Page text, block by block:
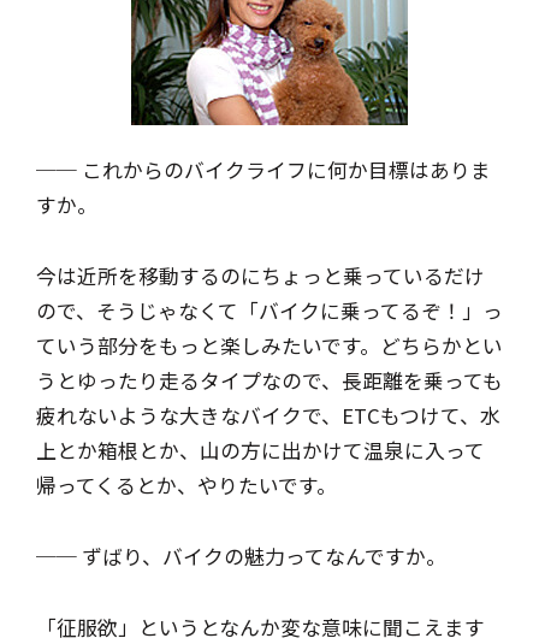
── これからのバイクライフに何か目標はありま
すか。
今は近所を移動するのにちょっと乗っているだけ
ので、そうじゃなくて「バイクに乗ってるぞ！」っ
ていう部分をもっと楽しみたいです。どちらかとい
うとゆったり走るタイプなので、長距離を乗っても
疲れないような大きなバイクで、ETCもつけて、水
上とか箱根とか、山の方に出かけて温泉に入って
帰ってくるとか、やりたいです。
── ずばり、バイクの魅力ってなんですか。
「征服欲」というとなんか変な意味に聞こえます